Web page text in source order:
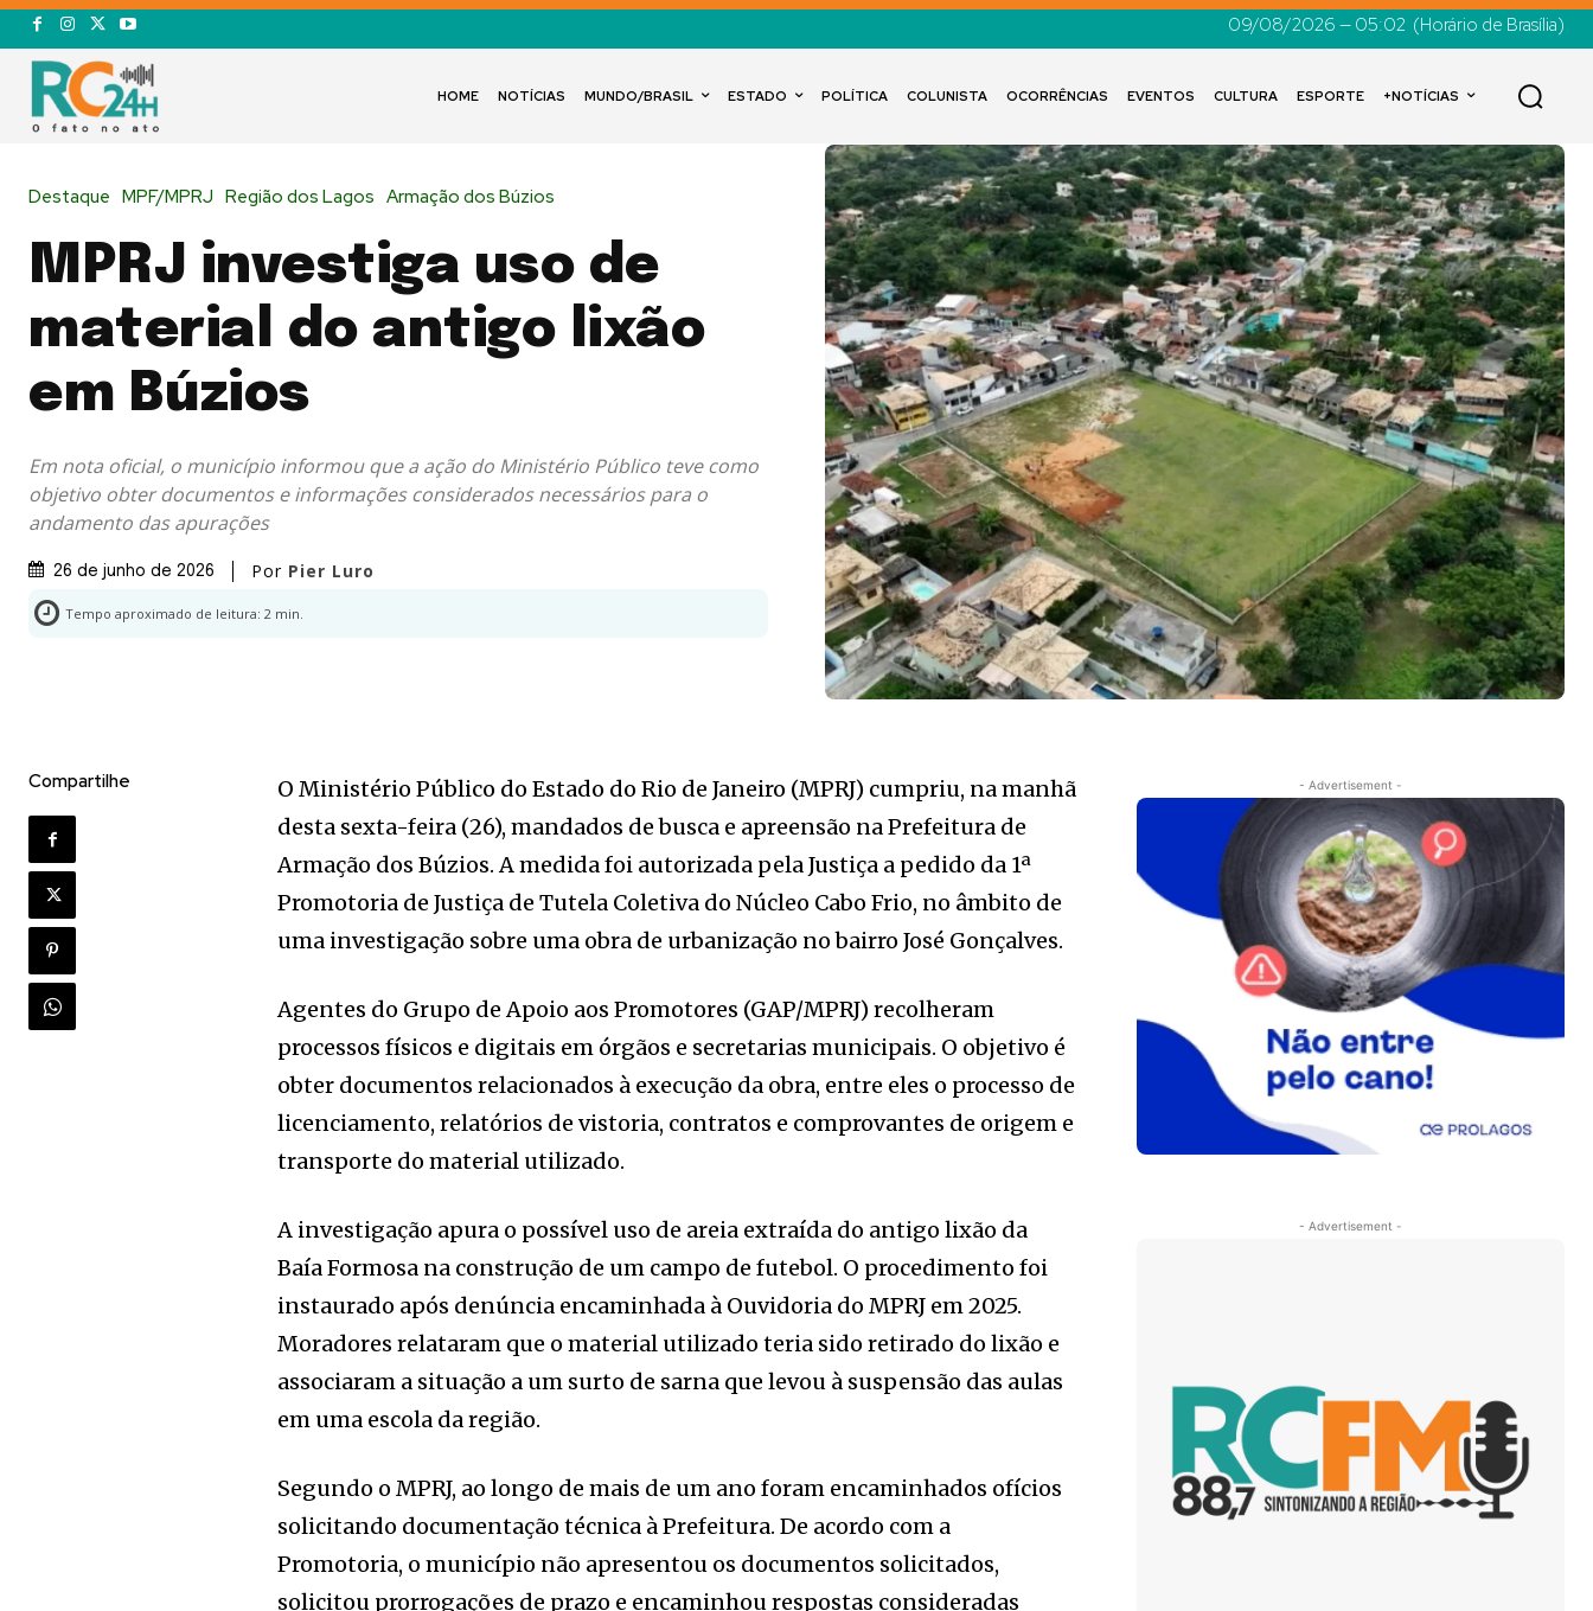
09/08/2026 — 05:02 (Horário de Brasília)
HOME NOTÍCIAS MUNDO/BRASIL ESTADO POLÍTICA COLUNISTA OCORRÊNCIAS EVENTOS CULTURA ESPORTE +NOTÍCIAS
Destaque MPF/MPRJ Região dos Lagos Armação dos Búzios
MPRJ investiga uso de
material do antigo lixão
em Búzios
Em nota oficial, o município informou que a ação do Ministério Público teve como
objetivo obter documentos e informações considerados necessários para o
andamento das apurações
26 de junho de 2026 Por Pier Luro
Tempo aproximado de leitura: 2 min.
Compartilhe
O Ministério Público do Estado do Rio de Janeiro (MPRJ) cumpriu, na manhã
desta sexta-feira (26), mandados de busca e apreensão na Prefeitura de
Armação dos Búzios. A medida foi autorizada pela Justiça a pedido da 1ª
Promotoria de Justiça de Tutela Coletiva do Núcleo Cabo Frio, no âmbito de
uma investigação sobre uma obra de urbanização no bairro José Gonçalves.
Agentes do Grupo de Apoio aos Promotores (GAP/MPRJ) recolheram
processos físicos e digitais em órgãos e secretarias municipais. O objetivo é
obter documentos relacionados à execução da obra, entre eles o processo de
licenciamento, relatórios de vistoria, contratos e comprovantes de origem e
transporte do material utilizado.
A investigação apura o possível uso de areia extraída do antigo lixão da
Baía Formosa na construção de um campo de futebol. O procedimento foi
instaurado após denúncia encaminhada à Ouvidoria do MPRJ em 2025.
Moradores relataram que o material utilizado teria sido retirado do lixão e
associaram a situação a um surto de sarna que levou à suspensão das aulas
em uma escola da região.
Segundo o MPRJ, ao longo de mais de um ano foram encaminhados ofícios
solicitando documentação técnica à Prefeitura. De acordo com a
Promotoria, o município não apresentou os documentos solicitados,
solicitou prorrogações de prazo e encaminhou respostas consideradas
- Advertisement -
- Advertisement -